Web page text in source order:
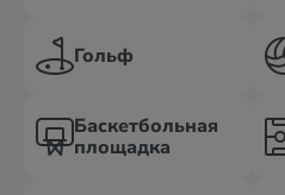
Гольф
Баскетбольная
площадка